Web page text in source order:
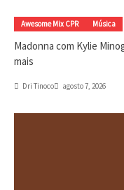
Awesome Mix CPR Música
Madonna com Kylie
mais
Dri Tinoco agosto 7, 2026